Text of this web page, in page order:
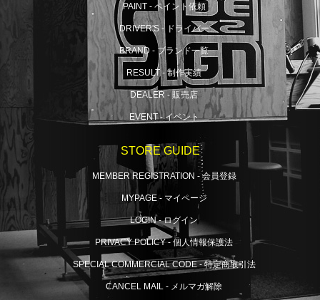
PAINT - ペイント依頼
DRIVER'S - ドライバー
BRAND - ブランド一覧
RESULT - 制作実績
DEALER - 販売店
EVENT - イベント
STORE GUIDE
MEMBER REGISTRATION - 会員登録
MYPAGE - マイページ
LOGIN - ログイン
PRIVACY POLICY - 個人情報保護法
SPECIAL COMMERCIAL CODE - 特定商取引法
CANCEL MAIL - メルマガ解除